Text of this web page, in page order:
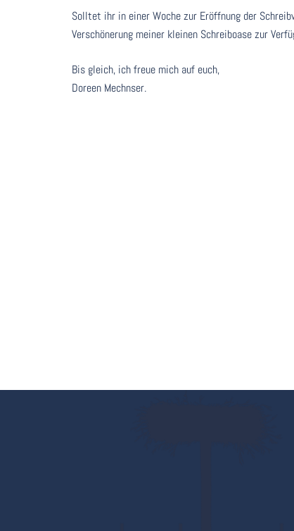
Solltet ihr in einer Woche zur Eröffnung der
Verschönerung meiner kleinen Schreiboase zur
Bis gleich, ich freue mich auf euch,
Doreen Mechnser.